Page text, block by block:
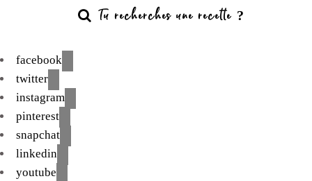
facebook
twitter
instagram
pinterest
snapchat
linkedin
youtube